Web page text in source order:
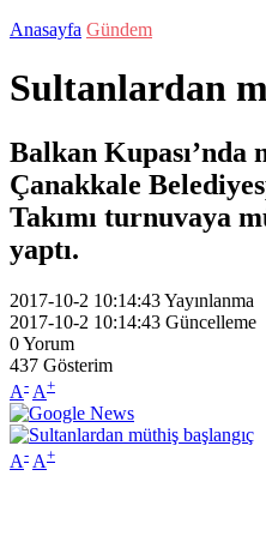
Anasayfa Gündem
Sultanlardan
Balkan Kupası’nda
Çanakkale
Takımı turnuvaya
yaptı.
2017-10-2 10:14:43Yayınlanma
2017-10-2 10:14:43 Güncelleme
0Yorum
437 Gösterim
A- A+
A- A+